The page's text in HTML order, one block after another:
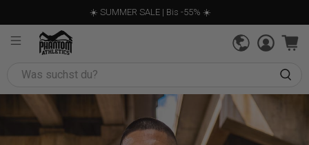
☀️ SUMMER SALE | Bis -55% ☀️
Was
du?